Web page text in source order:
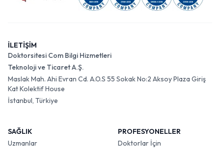
İLETİŞİM
Doktorsitesi Com Bilgi Hizmetleri
Teknoloji ve Ticaret A.Ş.
Maslak Mah. Ahi Evran Cd. A.O.S 55 Sokak No:2 Aksoy Plaza Giriş
Kat Kolektif House
İstanbul, Türkiye
SAĞLIK
Uzmanlar
PROFESYONELLER
Doktorlar İçin